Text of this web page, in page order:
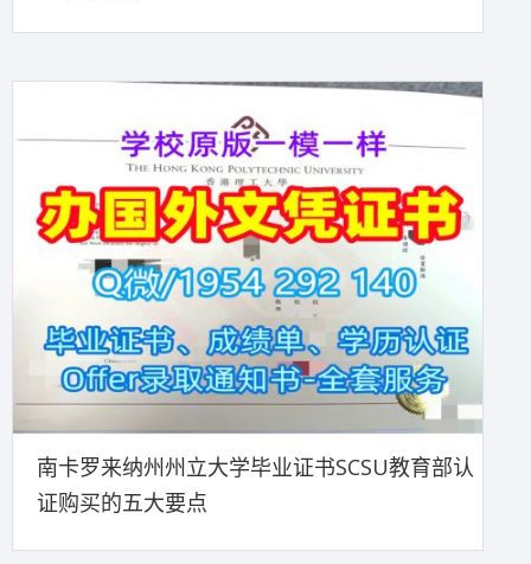
南卡罗来纳州州立大学毕业证书SCSU教育部认
证购买的五大要点